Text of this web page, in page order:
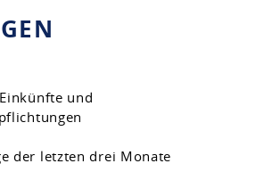
und
der letzten drei Monate